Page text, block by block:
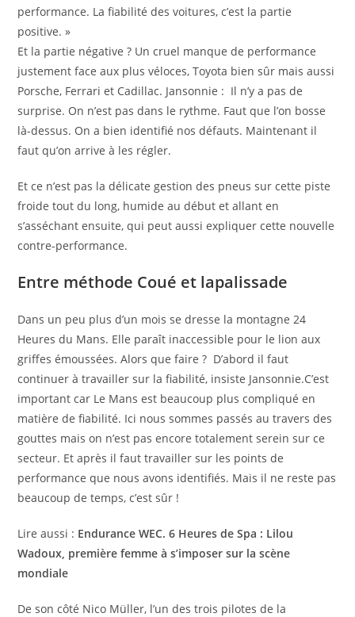
performance. La fiabilité des voitures, c’est la partie
positive. »
Et la partie négative ? Un cruel manque de performance
justement face aux plus véloces, Toyota bien sûr mais aussi
Porsche, Ferrari et Cadillac. Jansonnie : Il n’y a pas de
surprise. On n’est pas dans le rythme. Faut que l’on bosse
là-dessus. On a bien identifié nos défauts. Maintenant il
faut qu’on arrive à les régler.
Et ce n’est pas la délicate gestion des pneus sur cette piste
froide tout du long, humide au début et allant en
s’asséchant ensuite, qui peut aussi expliquer cette nouvelle
contre-performance.
Entre méthode Coué et lapalissade
Dans un peu plus d’un mois se dresse la montagne 24
Heures du Mans. Elle paraît inaccessible pour le lion aux
griffes émoussées. Alors que faire ? D’abord il faut
continuer à travailler sur la fiabilité, insiste Jansonnie.C’est
important car Le Mans est beaucoup plus compliqué en
matière de fiabilité. Ici nous sommes passés au travers des
gouttes mais on n’est pas encore totalement serein sur ce
secteur. Et après il faut travailler sur les points de
performance que nous avons identifiés. Mais il ne reste pas
beaucoup de temps, c’est sûr !
Lire aussi : Endurance WEC. 6 Heures de Spa : Lilou
Wadoux, première femme à s’imposer sur la scène
mondiale
De son côté Nico Müller, l’un des trois pilotes de la